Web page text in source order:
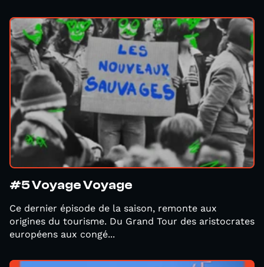
#5 Voyage Voyage
Ce dernier épisode de la saison, remonte aux
origines du tourisme. Du Grand Tour des aristocrates
européens aux congé...